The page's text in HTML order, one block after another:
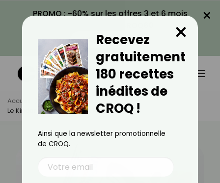
PROMO : -60% sur les offres 3 et 6 mois
VOIR LA PROMO
×
Accueil Actus
Minceur
Le Kinder Pingui Est-Il Calorique ?
Recevez
gratuitement
180 recettes
inédites de
CROQ !
×
Ainsi que la newsletter promotionnelle
de CROQ.